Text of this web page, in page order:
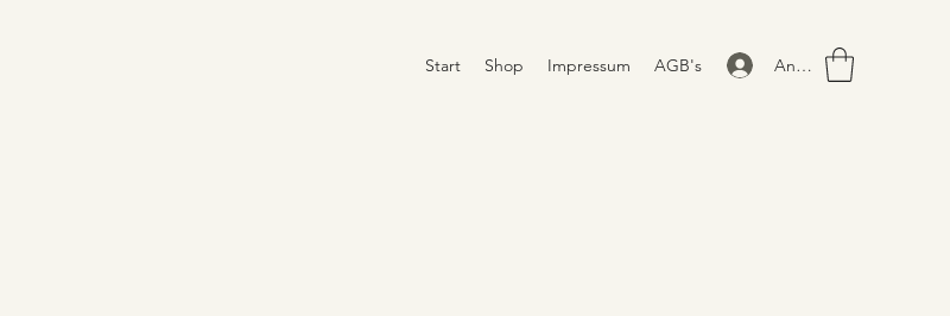
Start Shop Impressum AGB's Anmelden